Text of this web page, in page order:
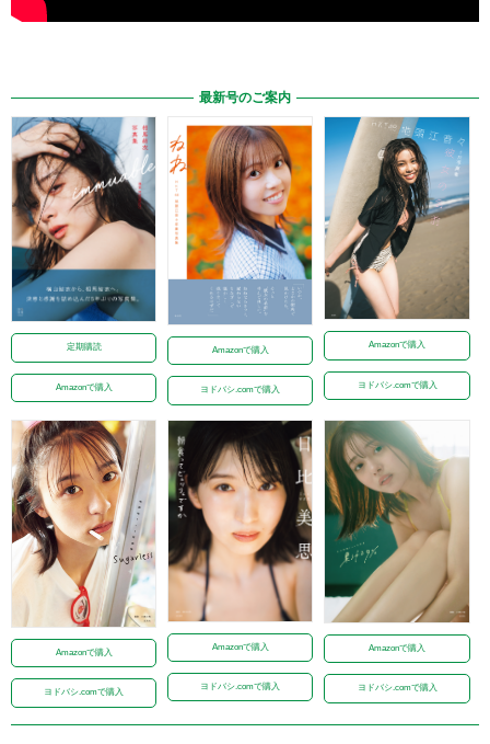
最新号のご案内
定期購読
Amazonで購入
Amazonで購入
ヨドバシ.comで購入
Amazonで購入
ヨドバシ.comで購入
Amazonで購入
ヨドバシ.comで購入
Amazonで購入
ヨドバシ.comで購入
Amazonで購入
ヨドバシ.comで購入